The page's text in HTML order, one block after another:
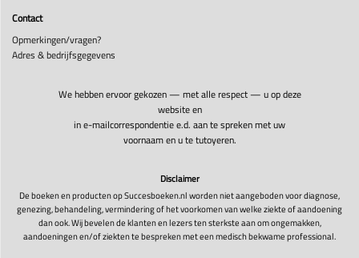
Contact
Opmerkingen/vragen?
Adres & bedrijfsgegevens
We hebben ervoor gekozen — met alle respect — u op deze
website en
in e-mailcorrespondentie e.d. aan te spreken met uw
voornaam en u te tutoyeren.
Disclaimer
De boeken en producten op Succesboeken.nl worden niet aangeboden voor diagnose,
genezing, behandeling, vermindering of het voorkomen van welke ziekte of aandoening
dan ook. Wij bevelen de klanten en lezers ten sterkste aan om ongemakken,
aandoeningen en/of ziekten te bespreken met een medisch bekwame professional.